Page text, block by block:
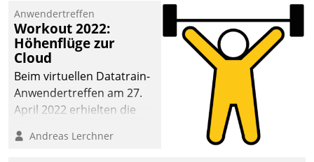
Anwendertreffen
Workout 2022:
Höhenflüge zur
Cloud
Beim virtuellen Datatrain-
Anwendertreffen am 27.
April 2022 erhielten die
Teilnehmer kurzweilige
Andreas Lerchner